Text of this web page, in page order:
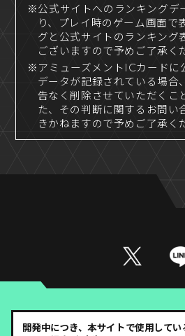
※公式サイトへのランキングデ
り、プレイ時のゲーム画面で
グと公式サイトのランキング
ございますので予めご了承く
※アミューズメントICカードに
データが記録されている場合
告なく削除させていただくこ
た、その判断に関するお問い
きかねますので予めご了承く
開発中につき、本サイトで使用して